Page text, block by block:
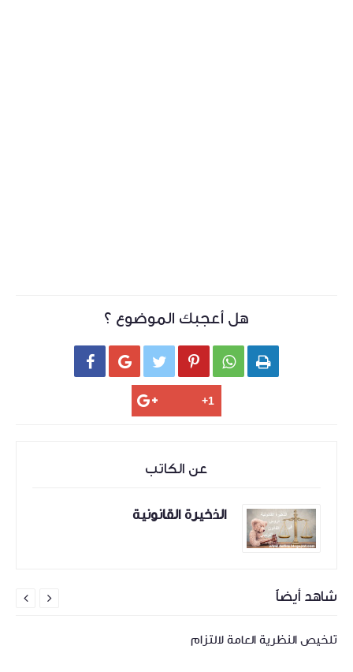
هل أعجبك الموضوع ؟
     
عن الكاتب
الذخيرة القانونية
شاهد أيضاً
تلخيص النظرية العامة لالتزام

